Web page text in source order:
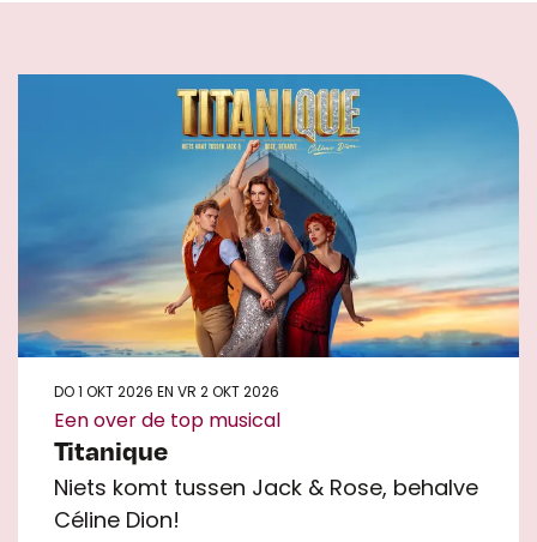
Titanique
Niets komt tussen Jack & Rose, behalve
Céline Dion!
Een over de top musical
DO 1 OKT 2026 EN VR 2 OKT 2026